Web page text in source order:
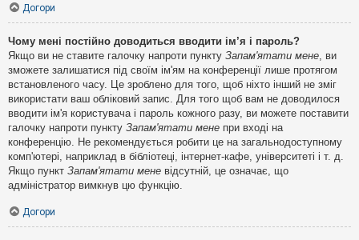
Догори
Чому мені постійно доводиться вводити ім’я і пароль?
Якщо ви не ставите галочку напроти пункту Запам'ятати мене , ви
зможете залишатися під своїм ім'ям на конференції лише протягом
встановленого часу. Це зроблено для того, щоб ніхто інший не зміг
використати ваш обліковий запис. Для того щоб вам не доводилося
вводити ім'я користувача і пароль кожного разу, ви можете поставити
галочку напроти пункту Запам'ятати мене при вході на
конференцію. Не рекомендується робити це на загальнодоступному
комп'ютері, наприклад в бібліотеці, інтернет-кафе, університеті і т. д.
Якщо пункт Запам'ятати мене відсутній, це означає, що
адміністратор вимкнув цю функцію.
Догори